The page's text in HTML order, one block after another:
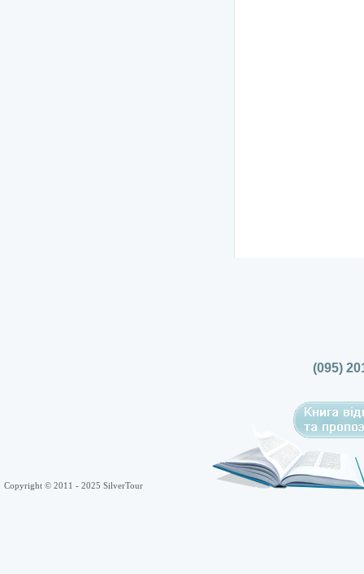
(095)
Copyright © 2011 - 2025 SilverTour